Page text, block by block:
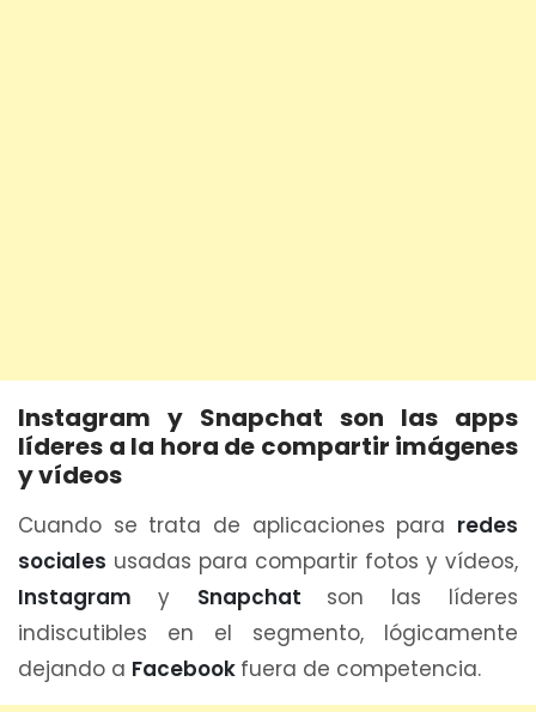
Instagram y Snapchat son las apps
líderes a la hora de compartir imágenes
y vídeos
Cuando se trata de aplicaciones para redes
sociales usadas para compartir fotos y vídeos,
Instagram y Snapchat son las líderes
indiscutibles en el segmento, lógicamente
dejando a Facebook fuera de competencia.